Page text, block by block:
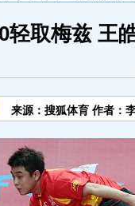
轻取梅兹 王
来源：搜狐体育 作者：